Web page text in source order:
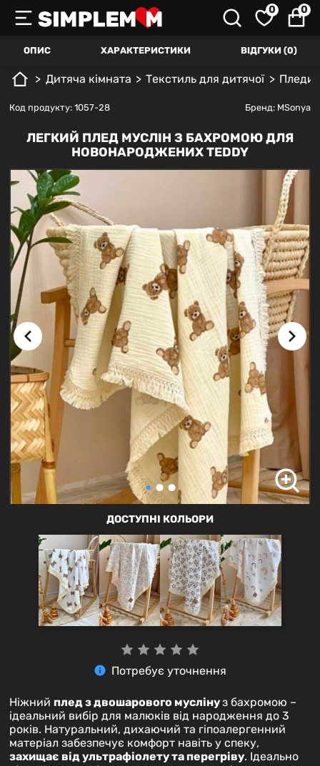
0 0
ОПИС ХАРАКТЕРИСТИКИ ВІДГУКИ (0)
Дитяча кімната Текстиль для дитячої Пледи,
Код продукту: 1057-28 Бренд: MSonya
ЛЕГКИЙ ПЛЕД МУСЛІН З БАХРОМОЮ ДЛЯ
НОВОНАРОДЖЕНИХ TEDDY
ДОСТУПНІ КОЛЬОРИ
Потребує уточнення
Ніжний плед з двошарового муслінуз бахромою –
ідеальний вибір для малюків від народження до 3
років. Натуральний, дихаючий та гіпоалергенний
матеріал забезпечує комфорт навіть у спеку,
захищає від ультрафіолету та перегріву. Ідеально